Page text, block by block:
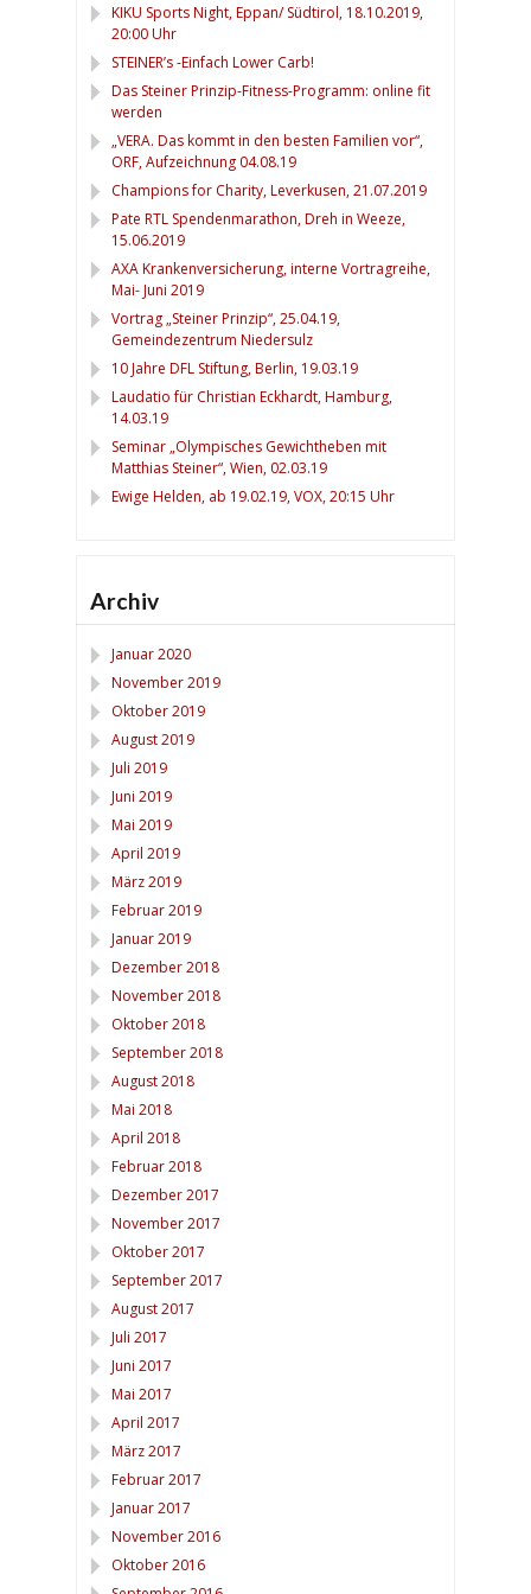
KIKU Sports Night, Eppan/ Südtirol, 18.10.2019,
20:00 Uhr
STEINER’s -Einfach Lower Carb!
Das Steiner Prinzip-Fitness-Programm: online fit
werden
„VERA. Das kommt in den besten Familien vor“,
ORF, Aufzeichnung 04.08.19
Champions for Charity, Leverkusen, 21.07.2019
Pate RTL Spendenmarathon, Dreh in Weeze,
15.06.2019
AXA Krankenversicherung, interne Vortragreihe,
Mai- Juni 2019
Vortrag „Steiner Prinzip“, 25.04.19,
Gemeindezentrum Niedersulz
10 Jahre DFL Stiftung, Berlin, 19.03.19
Laudatio für Christian Eckhardt, Hamburg,
14.03.19
Seminar „Olympisches Gewichtheben mit
Matthias Steiner“, Wien, 02.03.19
Ewige Helden, ab 19.02.19, VOX, 20:15 Uhr
Archiv
Januar 2020
November 2019
Oktober 2019
August 2019
Juli 2019
Juni 2019
Mai 2019
April 2019
März 2019
Februar 2019
Januar 2019
Dezember 2018
November 2018
Oktober 2018
September 2018
August 2018
Mai 2018
April 2018
Februar 2018
Dezember 2017
November 2017
Oktober 2017
September 2017
August 2017
Juli 2017
Juni 2017
Mai 2017
April 2017
März 2017
Februar 2017
Januar 2017
November 2016
Oktober 2016